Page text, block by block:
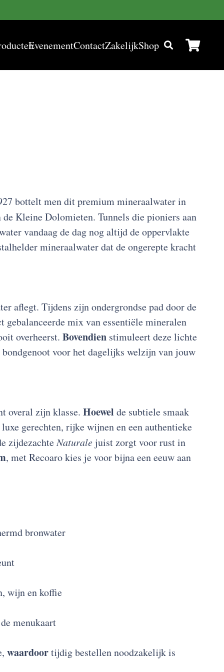
EvenementContactZakelijkShop
bottelt men dit premium mineraalwater in
de Kleine Dolomieten. Tunnels die pioniers aan
vandaag de dag nog altijd de oppervlakte
mineraalwater dat de ongerepte kracht
aflegt. Tijdens zijn ondergrondse pad door de
gebalanceerde mix van essentiële mineralen
overheerst. Bovendienstimuleert deze lichte
voor het dagelijks welzijn van jouw
overal zijn klasse. Hoewel de subtiele smaak
gerechten, rijke wijnen en een authentieke
zijdezachteNaturalejuist zorgt voor rust in
, met Recoaro kies je voor bijna een eeuw aan
bronwater
wijn en koffie
menukaart
waardoortijdig bestellen noodzakelijk is